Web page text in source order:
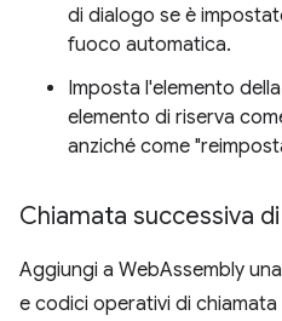
di dialogo se è
fuoco automatica.
Imposta l'elemento
elemento di riserva
anziché come
Chiamata successiva
Aggiungi a WebAssembly
e codici operativi di